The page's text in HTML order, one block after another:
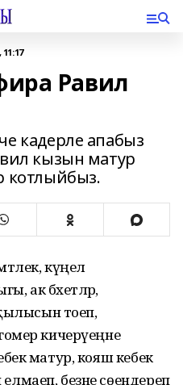
Равил
кадерле апабыз
кызын матур
котлыйбыз.
күңел
ак бәхетләр,
тоеп,
кичерүеңне
матур, кояш кебек
безне сөендереп